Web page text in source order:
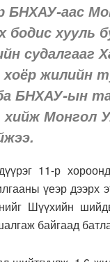
БНХАУ-аас
бодис хууль
судалгааг
хоёр жилийн
БНХАУ-ын
Монгол
11-р
үеэр дээрх
Шүүхийн
байгаад